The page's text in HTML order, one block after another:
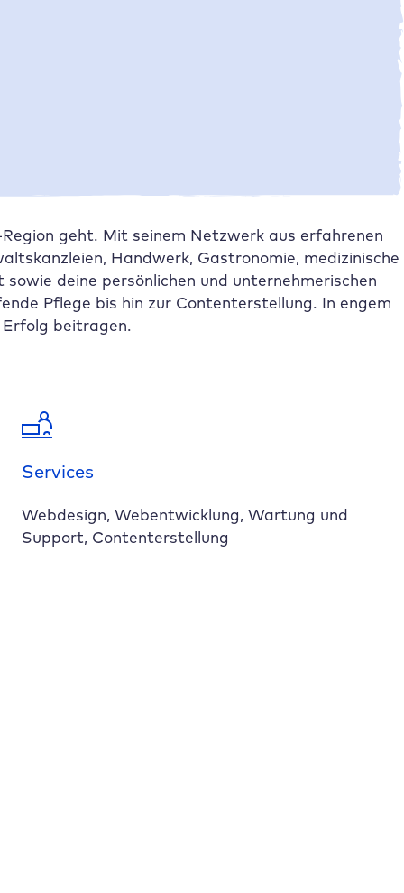
geht. Mit seinem Netzwerk aus erfahrenen
Handwerk, Gastronomie, medizinische
deine persönlichen und unternehmerischen
Pflege bis hin zur Contenterstellung. In engem
beitragen.
Services
Webdesign, Webentwicklung, Wartung und
Support, Contenterstellung